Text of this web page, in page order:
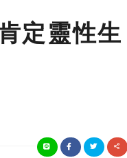
定靈性生